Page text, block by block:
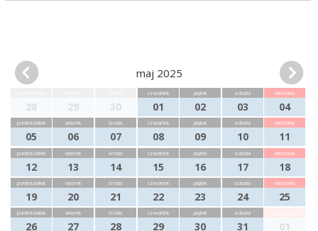
maj 2025
28 29 30
czwartek
01
piątek
02
sobota
03
niedziela
04
poniedziałek
05
wtorek
06
środa
07
czwartek
08
piątek
09
sobota
10
niedziela
11
poniedziałek
12
wtorek
13
środa
14
czwartek
15
piątek
16
sobota
17
niedziela
18
poniedziałek
19
wtorek
20
środa
21
czwartek
22
piątek
23
sobota
24
niedziela
25
poniedziałek
26
wtorek
27
środa
28
czwartek
29
piątek
30
sobota
31 01